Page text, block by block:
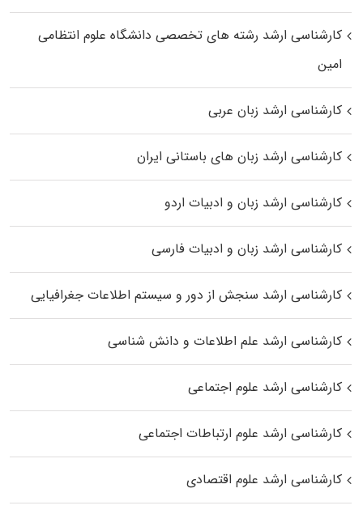
کارشناسی ارشد رﺷﺘﻪ ﻫﺎی تخصصی داﻧﺸﮕﺎه ﻋﻠﻮم انتظامی
اﻣﻴﻦ
کارشناسی ارشد زبان عربی
کارشناسی ارشد زبان‌ های باستانی ایران
کارشناسی ارشد زبان و ادبیات اردو
کارشناسی ارشد زبان و ادبیات فارسی
کارشناسی ارشد سنجش از دور و سیستم اطلاعات جغرافیایی
کارشناسی ارشد علم اطلاعات و دانش شناسی
کارشناسی ارشد علوم اجتماعی
کارشناسی ارشد علوم ارتباطات اجتماعی
کارشناسی ارشد علوم اقتصادی